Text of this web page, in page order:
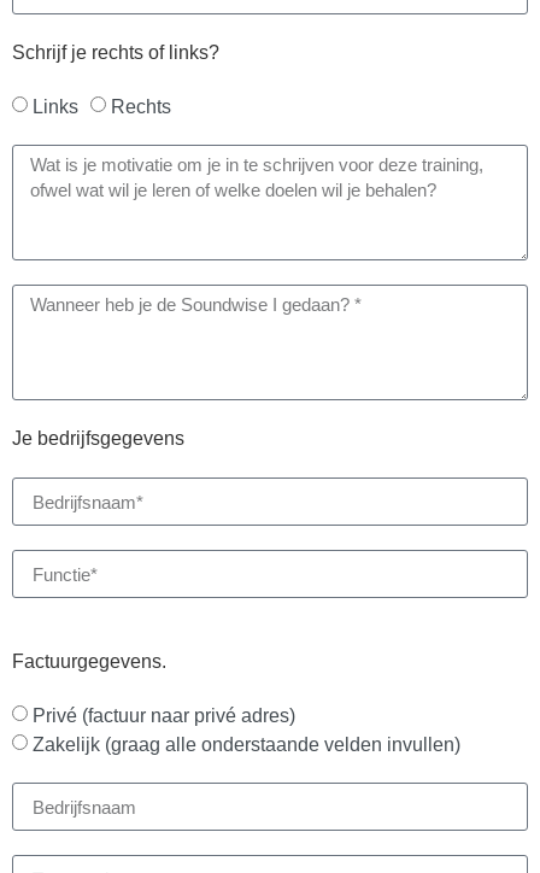
Schrijf je rechts of links?
Links Rechts
Je bedrijfsgegevens
Factuurgegevens.
Privé (factuur naar privé adres)
Zakelijk (graag alle onderstaande velden invullen)